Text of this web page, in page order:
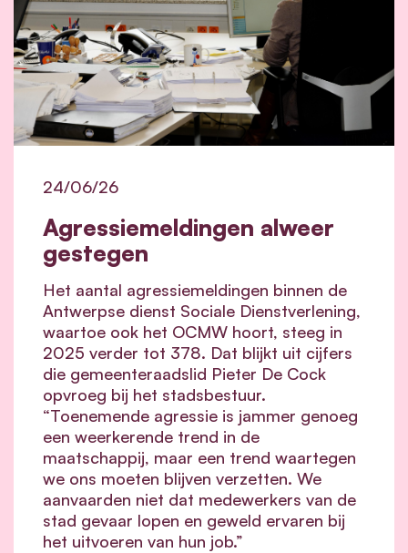
Agressiemeldingen alweer
gestegen
24/06/26
Het aantal agressiemeldingen binnen de
Antwerpse dienst Sociale Dienstverlening,
waartoe ook het OCMW hoort, steeg in
2025 verder tot 378. Dat blijkt uit cijfers
die gemeenteraadslid Pieter De Cock
opvroeg bij het stadsbestuur.
“Toenemende agressie is jammer genoeg
een weerkerende trend in de
maatschappij, maar een trend waartegen
we ons moeten blijven verzetten. We
aanvaarden niet dat medewerkers van de
stad gevaar lopen en geweld ervaren bij
het uitvoeren van hun job.”